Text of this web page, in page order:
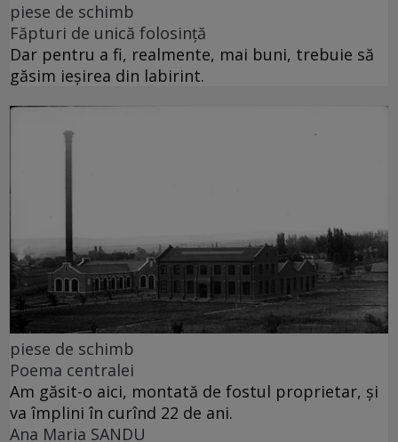
piese de schimb
Făpturi de unică folosință
Dar pentru a fi, realmente, mai buni, trebuie să
găsim ieșirea din labirint.
piese de schimb
Poema centralei
Am găsit-o aici, montată de fostul proprietar, și
va împlini în curînd 22 de ani.
Ana Maria SANDU